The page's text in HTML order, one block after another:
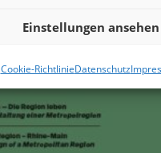
Einstellungen ansehen
Cookie-RichtlinieDatenschutz